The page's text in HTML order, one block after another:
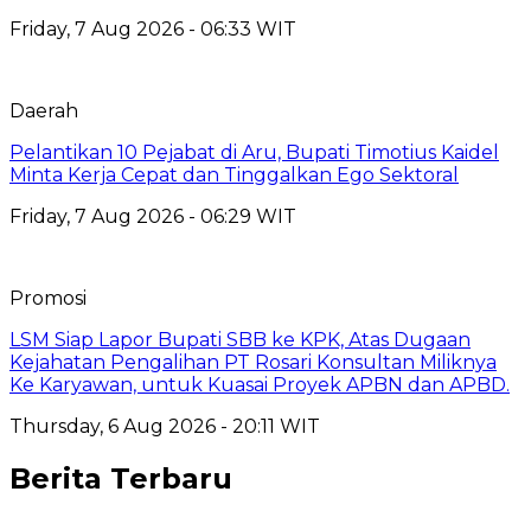
Friday, 7 Aug 2026 - 06:33 WIT
Daerah
Pelantikan 10 Pejabat di Aru, Bupati Timotius Kaidel
Minta Kerja Cepat dan Tinggalkan Ego Sektoral
Friday, 7 Aug 2026 - 06:29 WIT
Promosi
LSM Siap Lapor Bupati SBB ke KPK, Atas Dugaan
Kejahatan Pengalihan PT Rosari Konsultan Miliknya
Ke Karyawan, untuk Kuasai Proyek APBN dan APBD.
Thursday, 6 Aug 2026 - 20:11 WIT
Berita Terbaru